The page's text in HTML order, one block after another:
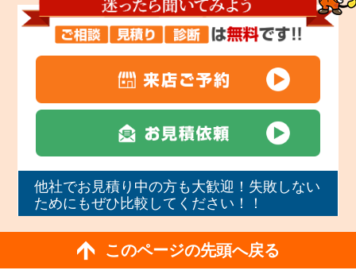
他社でお見積り中の方も大歓迎！失敗しない
ためにもぜひ比較してください！！
このページの先頭へ戻る